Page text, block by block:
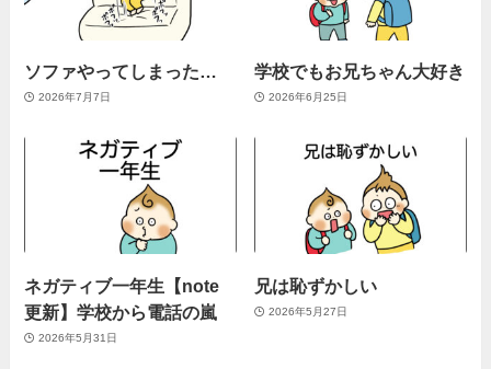
ソファやってしまった…
2026年7月7日
学校でもお兄ちゃん大好き
2026年6月25日
ネガティブ一年生【note
更新】学校から電話の嵐
2026年5月31日
兄は恥ずかしい
2026年5月27日